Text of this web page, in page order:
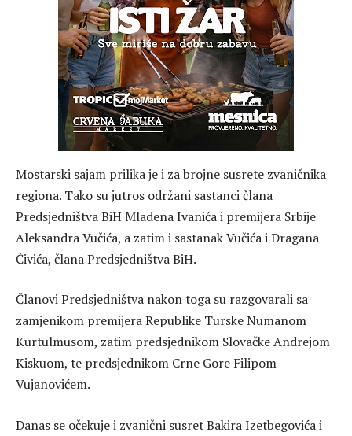
Mostarski sajam prilika je i za brojne susrete zvaničnika
regiona. Tako su jutros održani sastanci člana
Predsjedništva BiH Mladena Ivanića i premijera Srbije
Aleksandra Vučića, a zatim i sastanak Vučića i Dragana
Čivića, člana Predsjedništva BiH.
Članovi Predsjedništva nakon toga su razgovarali sa
zamjenikom premijera Republike Turske Numanom
Kurtulmusom, zatim predsjednikom Slovačke Andrejom
Kiskuom, te predsjednikom Crne Gore Filipom
Vujanovićem.
Danas se očekuje i zvanični susret Bakira Izetbegovića i